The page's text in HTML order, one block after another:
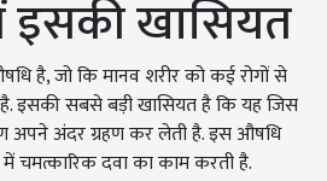
इसकी खासियत
है, जो कि मानव शरीर को कई रोगों से
है. इसकी सबसे बड़ी खासियत है कि यह जिस
अपने अंदर ग्रहण कर लेती है. इस औषधि
में चमत्कारिक दवा का काम करती है.